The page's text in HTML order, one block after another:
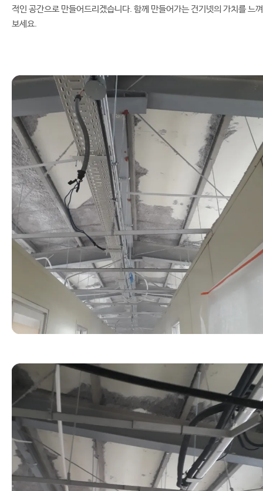
적인 공간으로 만들어드리겠습니다. 함께 만들어가는 건기넷의 가치를 느껴
보세요.